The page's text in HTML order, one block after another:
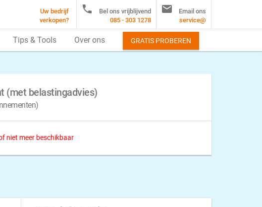
(met belastingadvies)
niet meer beschikbaar
Uw bedrijf
verkopen?

Bel ons vrijblijvend
085 - 303 1278

Email ons
service@
Tips & Tools Over ons GRATIS PROBEREN